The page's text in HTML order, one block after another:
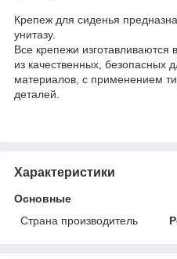
Крепеж для сиденья
унитазу.
Все крепежи изготавливаются
из качественных, безопасных
материалов, с применением
деталей.
Характеристики
Основные
Страна производитель